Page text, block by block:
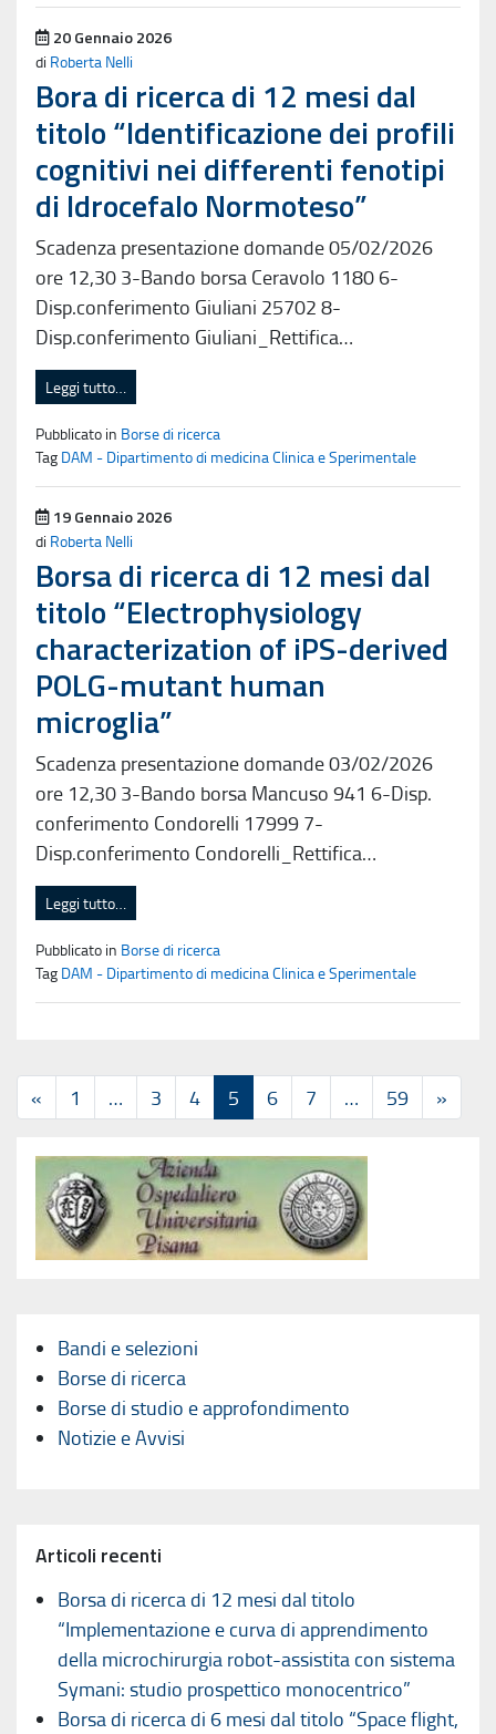
Pubblicato il
20 Gennaio 2026
di Roberta Nelli
Bora di ricerca di 12 mesi dal
titolo “Identificazione dei profili
cognitivi nei differenti fenotipi
di Idrocefalo Normoteso”
Scadenza presentazione domande 05/02/2026
ore 12,30 3-Bando borsa Ceravolo 1180 6-
Disp.conferimento Giuliani 25702 8-
Disp.conferimento Giuliani_Rettifica…
Leggi tutto…
Pubblicato in Borse di ricerca
Tag DAM - Dipartimento di medicina Clinica e Sperimentale
Pubblicato il
19 Gennaio 2026
di Roberta Nelli
Borsa di ricerca di 12 mesi dal
titolo “Electrophysiology
characterization of iPS-derived
POLG-mutant human
microglia”
Scadenza presentazione domande 03/02/2026
ore 12,30 3-Bando borsa Mancuso 941 6-Disp.
conferimento Condorelli 17999 7-
Disp.conferimento Condorelli_Rettifica…
Leggi tutto…
Pubblicato in Borse di ricerca
Tag DAM - Dipartimento di medicina Clinica e Sperimentale
« 1 … 3 4 5 6 7 … 59 »
Bandi e selezioni
Borse di ricerca
Borse di studio e approfondimento
Notizie e Avvisi
Articoli recenti
Borsa di ricerca di 12 mesi dal titolo
“Implementazione e curva di apprendimento
della microchirurgia robot-assistita con sistema
Symani: studio prospettico monocentrico”
Borsa di ricerca di 6 mesi dal titolo “Space flight,